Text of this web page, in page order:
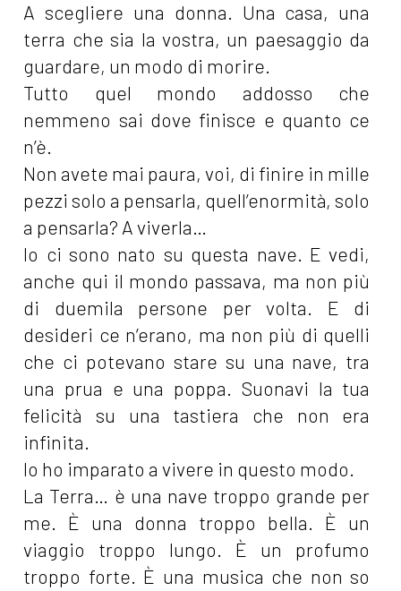
A scegliere una donna. Una casa, una
terra che sia la vostra, un paesaggio da
guardare, un modo di morire.
Tutto quel mondo addosso che
nemmeno sai dove finisce e quanto ce
n’è.
Non avete mai paura, voi, di finire in mille
pezzi solo a pensarla, quell’enormità, solo
a pensarla? A viverla…
Io ci sono nato su questa nave. E vedi,
anche qui il mondo passava, ma non più
di duemila persone per volta. E di
desideri ce n’erano, ma non più di quelli
che ci potevano stare su una nave, tra
una prua e una poppa. Suonavi la tua
felicità su una tastiera che non era
infinita.
Io ho imparato a vivere in questo modo.
La Terra… è una nave troppo grande per
me. È una donna troppo bella. È un
viaggio troppo lungo. È un profumo
troppo forte. È una musica che non so